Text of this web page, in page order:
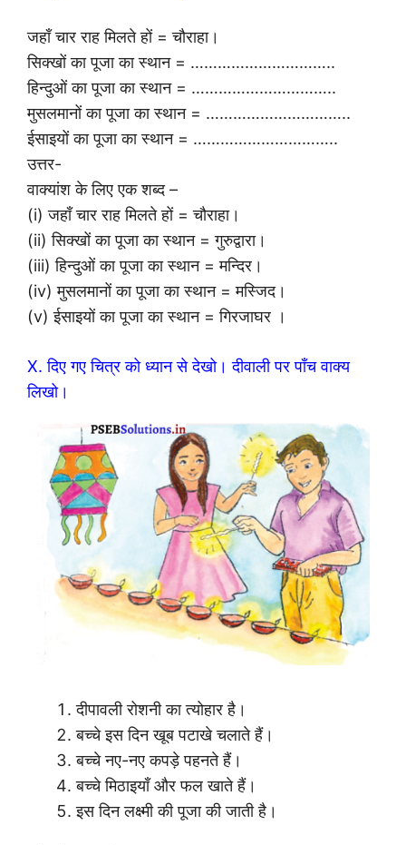
जहाँ चार राह मिलते हों = चौराहा।
सिक्खों का पूजा का स्थान = …………………………..
हिन्दुओं का पूजा का स्थान = …………………………..
मुसलमानों का पूजा का स्थान = …………………………..
ईसाइयों का पूजा का स्थान = …………………………..
उत्तर-
वाक्यांश के लिए एक शब्द –
(i) जहाँ चार राह मिलते हों = चौराहा।
(ii) सिक्खों का पूजा का स्थान = गुरुद्वारा।
(iii) हिन्दुओं का पूजा का स्थान = मन्दिर।
(iv) मुसलमानों का पूजा का स्थान = मस्जिद।
(v) ईसाइयों का पूजा का स्थान = गिरजाघर ।
X. दिए गए चित्र को ध्यान से देखो। दीवाली पर पाँच वाक्य
लिखो।
दीपावली रोशनी का त्योहार है।
बच्चे इस दिन खूब पटाखे चलाते हैं।
बच्चे नए-नए कपड़े पहनते हैं।
बच्चे मिठाइयाँ और फल खाते हैं।
इस दिन लक्ष्मी की पूजा की जाती है।